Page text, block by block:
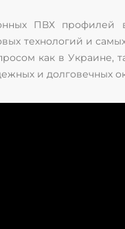
ПВХ профилей
технологий и
как в Украине,
и долговечных